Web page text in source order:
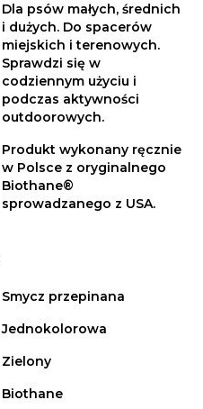
Dla psów małych, średnich
i dużych. Do spacerów
miejskich i terenowych.
Sprawdzi się w
codziennym użyciu i
podczas aktywności
outdoorowych.
Produkt wykonany ręcznie
w Polsce z oryginalnego
Biothane®
sprowadzanego z USA.
Smycz przepinana
Jednokolorowa
Zielony
Biothane